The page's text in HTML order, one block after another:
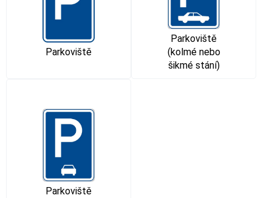
Parkoviště
Parkoviště
(kolmé nebo
šikmé stání)
Parkoviště